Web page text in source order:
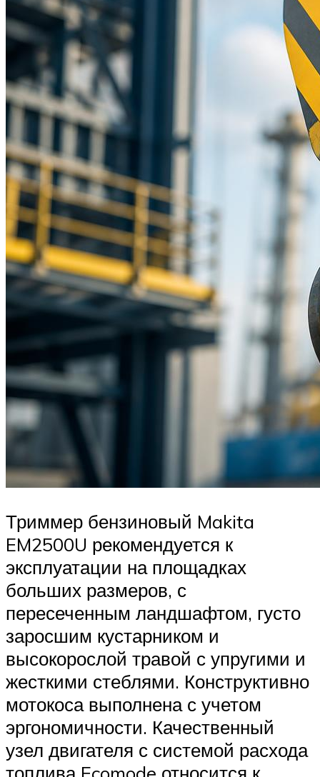
Триммер бензиновый Makita
EM2500U рекомендуется к
эксплуатации на площадках
больших размеров, с
пересеченным ландшафтом, густо
заросшим кустарником и
высокорослой травой с упругими и
жесткими стеблями. Конструктивно
мотокоса выполнена с учетом
эргономичности. Качественный
узел двигателя с системой расхода